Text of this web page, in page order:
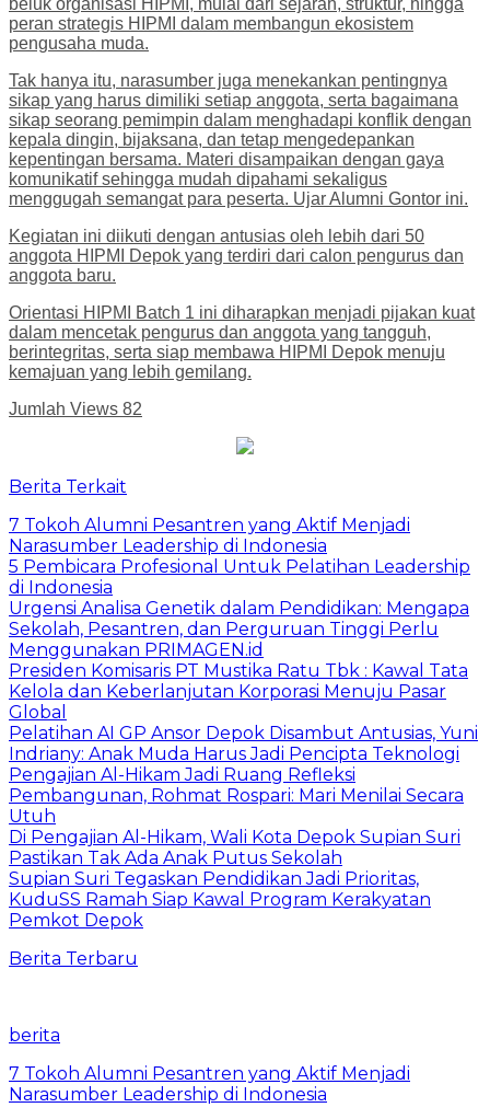
peran strategis HIPMI dalam membangun ekosistem
pengusaha muda.
Tak hanya itu, narasumber juga menekankan pentingnya
sikap yang harus dimiliki setiap anggota, serta bagaimana
sikap seorang pemimpin dalam menghadapi konflik dengan
kepala dingin, bijaksana, dan tetap mengedepankan
kepentingan bersama. Materi disampaikan dengan gaya
komunikatif sehingga mudah dipahami sekaligus
menggugah semangat para peserta. Ujar Alumni Gontor ini.
Kegiatan ini diikuti dengan antusias oleh lebih dari 50
anggota HIPMI Depok yang terdiri dari calon pengurus dan
anggota baru.
Orientasi HIPMI Batch 1 ini diharapkan menjadi pijakan kuat
dalam mencetak pengurus dan anggota yang tangguh,
berintegritas, serta siap membawa HIPMI Depok menuju
kemajuan yang lebih gemilang.
Jumlah Views 82
Berita Terkait
7 Tokoh Alumni Pesantren yang Aktif Menjadi
Narasumber Leadership di Indonesia
5 Pembicara Profesional Untuk Pelatihan Leadership
di Indonesia
Urgensi Analisa Genetik dalam Pendidikan: Mengapa
Sekolah, Pesantren, dan Perguruan Tinggi Perlu
Menggunakan PRIMAGEN.id
Presiden Komisaris PT Mustika Ratu Tbk : Kawal Tata
Kelola dan Keberlanjutan Korporasi Menuju Pasar
Global
Pelatihan AI GP Ansor Depok Disambut Antusias, Yuni
Indriany: Anak Muda Harus Jadi Pencipta Teknologi
Pengajian Al-Hikam Jadi Ruang Refleksi
Pembangunan, Rohmat Rospari: Mari Menilai Secara
Utuh
Di Pengajian Al-Hikam, Wali Kota Depok Supian Suri
Pastikan Tak Ada Anak Putus Sekolah
Supian Suri Tegaskan Pendidikan Jadi Prioritas,
KuduSS Ramah Siap Kawal Program Kerakyatan
Pemkot Depok
Berita Terbaru
berita
7 Tokoh Alumni Pesantren yang Aktif Menjadi
Narasumber Leadership di Indonesia